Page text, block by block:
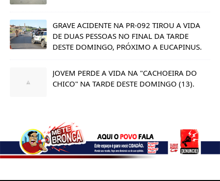
GRAVE ACIDENTE NA PR-092 TIROU A VIDA
DE DUAS PESSOAS NO FINAL DA TARDE
DESTE DOMINGO, PRÓXIMO A EUCAPINUS.
JOVEM PERDE A VIDA NA "CACHOEIRA DO
CHICO" NA TARDE DESTE DOMINGO (13).